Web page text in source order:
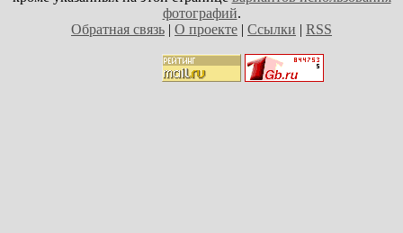
фотографий.
Обратная связь | О проекте | Ссылки | RSS